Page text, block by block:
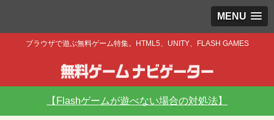
MENU
ブラウザで遊ぶ無料ゲーム特集。HTML5、UNITY、FLASH GAMES
【Flashゲームが遊べない場合の対処法】